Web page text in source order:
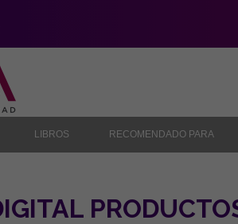
LIBROS RECOMENDADO PARA